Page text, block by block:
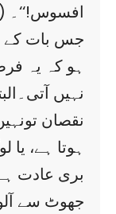
افسوس!‘‘۔
جس بات کے
ہو کہ یہ
نہیں
نقصان
ہوتا ہے،
بری عادت
جھوٹ سے